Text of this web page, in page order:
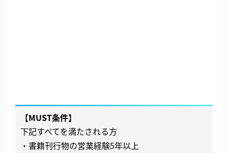
【MUST条件】
下記すべてを満たされる方
・書籍刊行物の営業経験5年以上